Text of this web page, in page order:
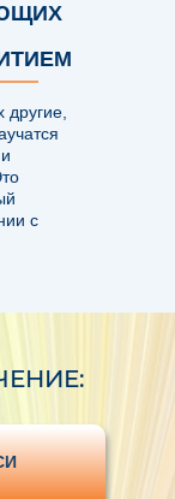
другие,
и
с